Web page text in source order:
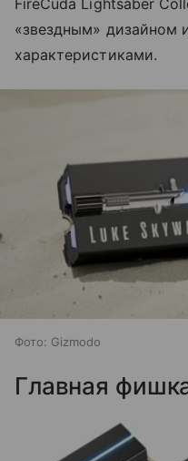
«звездным» дизайном
характеристиками.
Фото: Gizmodo
Главная